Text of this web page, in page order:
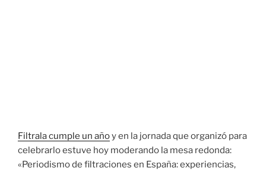
Filtrala cumple un añoy en la jornada que organizó para
celebrarlo estuve hoy moderando la mesa redonda:
«Periodismo de filtraciones en España: experiencias,